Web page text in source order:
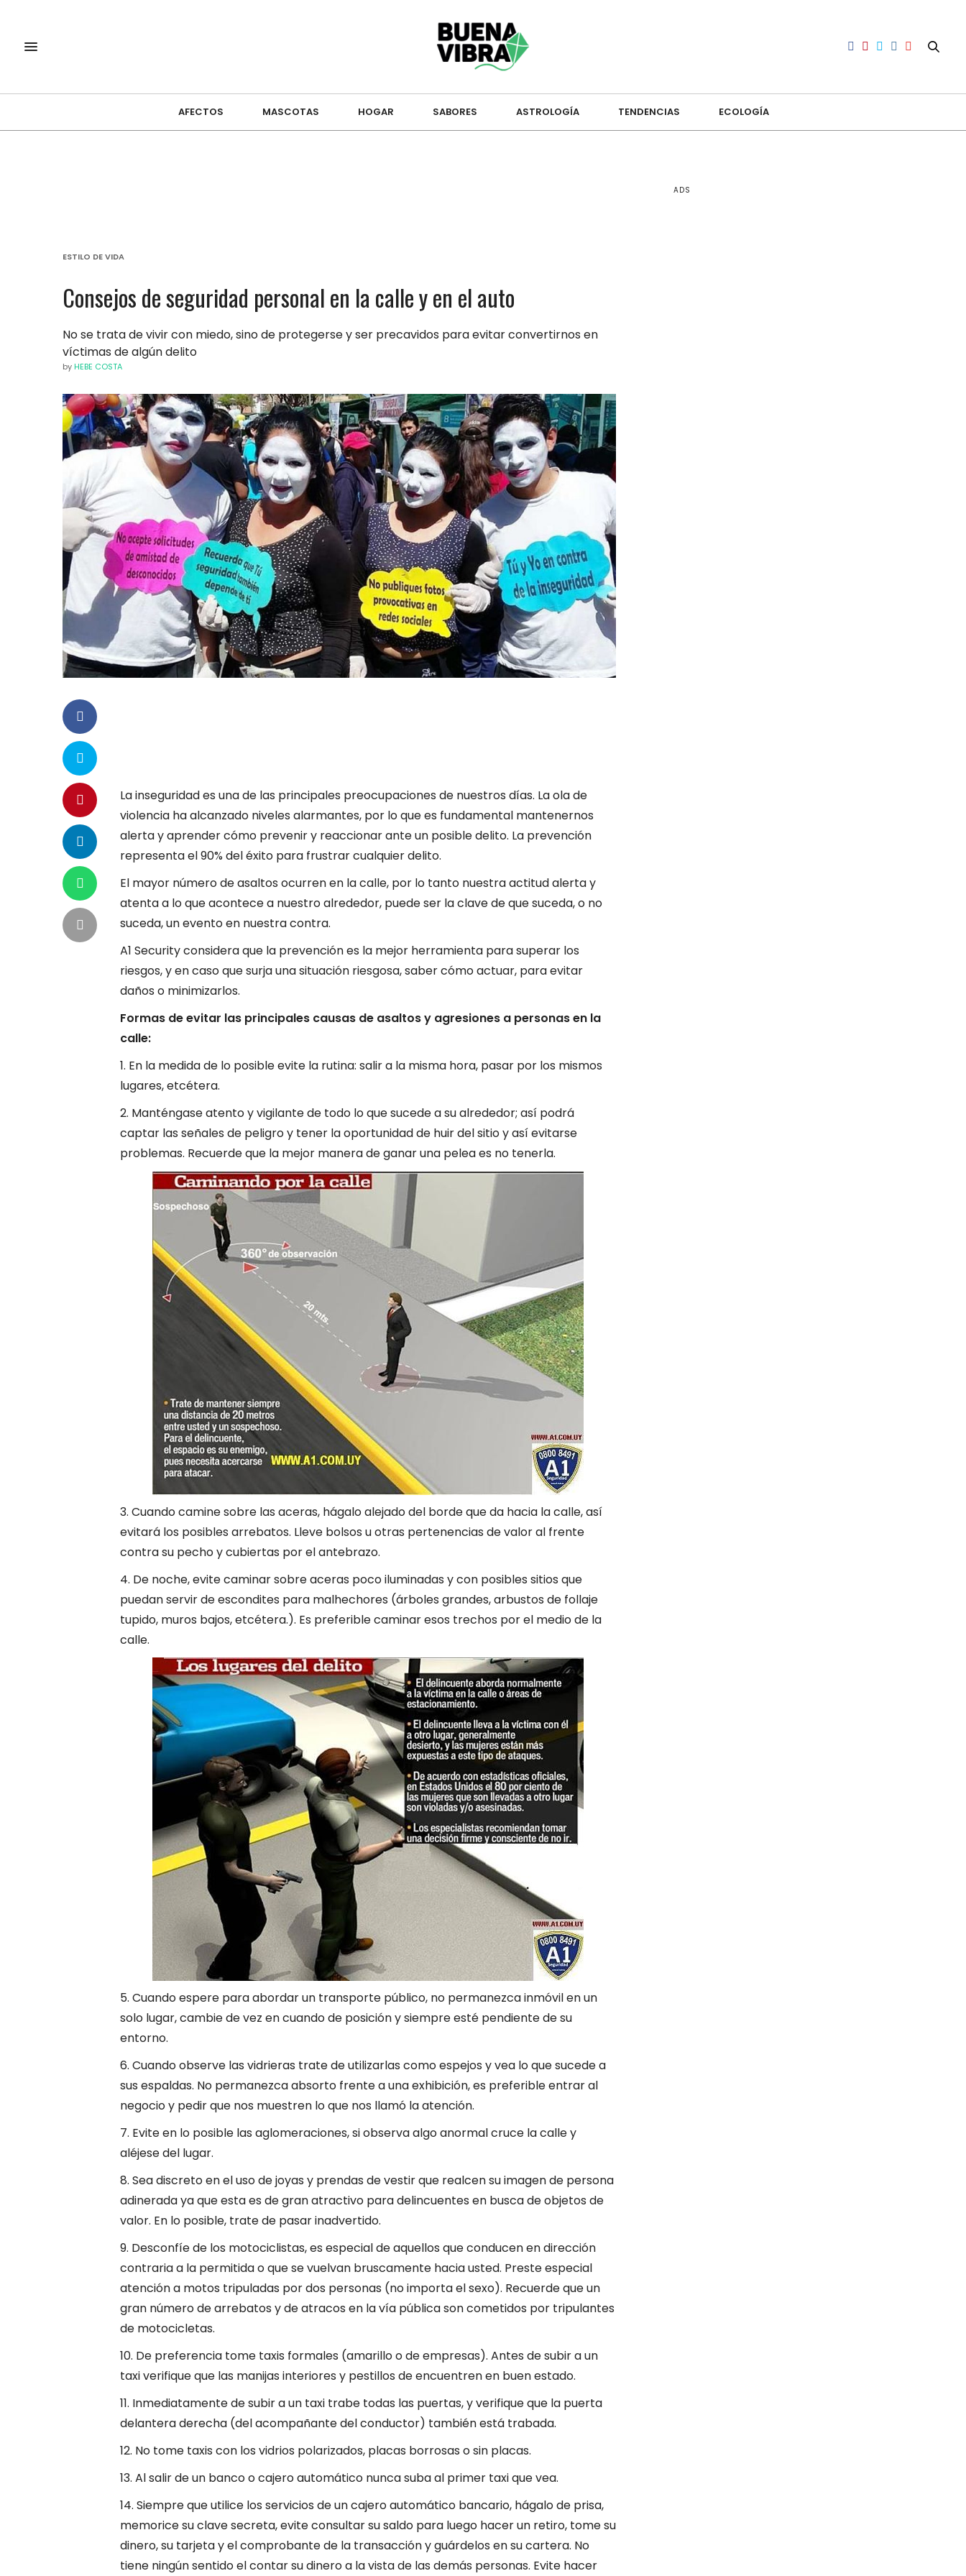
AFECTOS MASCOTAS HOGAR SABORES ASTROLOGÍA TENDENCIAS ECOLOGÍA
ESTILO DE VIDA
Consejos de seguridad personal en la calle y en el auto
No se trata de vivir con miedo, sino de protegerse y ser precavidos para evitar convertirnos en
víctimas de algún delito
by HEBE COSTA
La inseguridad es una de las principales preocupaciones de nuestros días. La ola de
violencia ha alcanzado niveles alarmantes, por lo que es fundamental mantenernos
alerta y aprender cómo prevenir y reaccionar ante un posible delito. La prevención
representa el 90% del éxito para frustrar cualquier delito.
El mayor número de asaltos ocurren en la calle, por lo tanto nuestra actitud alerta y
atenta a lo que acontece a nuestro alrededor, puede ser la clave de que suceda, o no
suceda, un evento en nuestra contra.
A1 Security considera que la prevención es la mejor herramienta para superar los
riesgos, y en caso que surja una situación riesgosa, saber cómo actuar, para evitar
daños o minimizarlos.
Formas de evitar las principales causas de asaltos y agresiones a personas en la
calle:
1. En la medida de lo posible evite la rutina: salir a la misma hora, pasar por los mismos
lugares, etcétera.
2. Manténgase atento y vigilante de todo lo que sucede a su alrededor; así podrá
captar las señales de peligro y tener la oportunidad de huir del sitio y así evitarse
problemas. Recuerde que la mejor manera de ganar una pelea es no tenerla.
3. Cuando camine sobre las aceras, hágalo alejado del borde que da hacia la calle, así
evitará los posibles arrebatos. Lleve bolsos u otras pertenencias de valor al frente
contra su pecho y cubiertas por el antebrazo.
4. De noche, evite caminar sobre aceras poco iluminadas y con posibles sitios que
puedan servir de escondites para malhechores (árboles grandes, arbustos de follaje
tupido, muros bajos, etcétera.). Es preferible caminar esos trechos por el medio de la
calle.
5. Cuando espere para abordar un transporte público, no permanezca inmóvil en un
solo lugar, cambie de vez en cuando de posición y siempre esté pendiente de su
entorno.
6. Cuando observe las vidrieras trate de utilizarlas como espejos y vea lo que sucede a
sus espaldas. No permanezca absorto frente a una exhibición, es preferible entrar al
negocio y pedir que nos muestren lo que nos llamó la atención.
7. Evite en lo posible las aglomeraciones, si observa algo anormal cruce la calle y
aléjese del lugar.
8. Sea discreto en el uso de joyas y prendas de vestir que realcen su imagen de persona
adinerada ya que esta es de gran atractivo para delincuentes en busca de objetos de
valor. En lo posible, trate de pasar inadvertido.
9. Desconfíe de los motociclistas, es especial de aquellos que conducen en dirección
contraria a la permitida o que se vuelvan bruscamente hacia usted. Preste especial
atención a motos tripuladas por dos personas (no importa el sexo). Recuerde que un
gran número de arrebatos y de atracos en la vía pública son cometidos por tripulantes
de motocicletas.
10. De preferencia tome taxis formales (amarillo o de empresas). Antes de subir a un
taxi verifique que las manijas interiores y pestillos de encuentren en buen estado.
11. Inmediatamente de subir a un taxi trabe todas las puertas, y verifique que la puerta
delantera derecha (del acompañante del conductor) también está trabada.
12. No tome taxis con los vidrios polarizados, placas borrosas o sin placas.
13. Al salir de un banco o cajero automático nunca suba al primer taxi que vea.
14. Siempre que utilice los servicios de un cajero automático bancario, hágalo de prisa,
memorice su clave secreta, evite consultar su saldo para luego hacer un retiro, tome su
dinero, su tarjeta y el comprobante de la transacción y guárdelos en su cartera. No
tiene ningún sentido el contar su dinero a la vista de las demás personas. Evite hacer
ADS